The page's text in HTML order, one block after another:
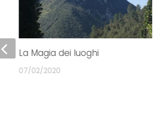
La Magia dei luoghi
07/02/2020